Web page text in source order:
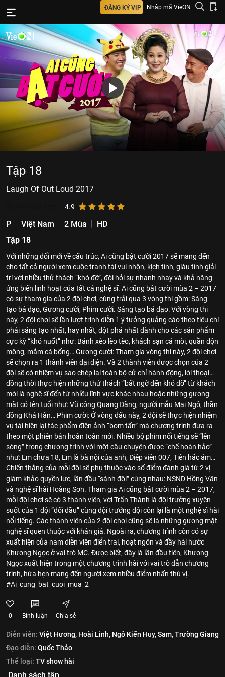
ĐĂNG KÝ VIP Nhập mã VieON
Tập 18
Laugh Of Out Loud 2017
4.9
P Việt Nam 2 Mùa
HD
Tập 18
Với những đổi mới về cấu trúc, Ai cũng bật cười 2017 sẽ mang đến
cho tất cả người xem cuộc tranh tài vui nhộn, kịch tính, giàu tính giải
trí với nhiều thử thách “khó đỡ”, đòi hỏi sự nhanh nhạy và khả năng
ứng biến linh hoạt của tất cả nghệ sĩ. Ai cũng bật cười mùa 2 – 2017
có sự tham gia của 2 đội chơi, cùng trải qua 3 vòng thi gồm: Sáng
tạo bá đạo, Gương cười, Phim cười. Sáng tạo bá đạo: Với vòng thi
này, 2 đội chơi sẽ lần lượt trình diễn 1 ý tưởng quảng cáo theo tiêu chí
phải sáng tạo nhất, hay nhất, đột phá nhất dành cho các sản phẩm
cực kỳ “khó nuốt” như: Bánh xèo lèo tèo, khách sạn cá mòi, quần độn
mông, mắm cá bống… Gương cười: Tham gia vòng thi này, 2 đội chơi
sẽ chọn ra 1 thành viên đại diện. Và 2 thành viên được chọn của 2
đội sẽ có nhiệm vụ sao chép lại toàn bộ cử chỉ hành động, lời thoại…
đồng thời thực hiện những thử thách “bất ngờ đến khó đỡ” từ khách
mời là nghệ sĩ đến từ nhiều lĩnh vực khác nhau hoặc những gương
mặt có tên tuổi như: Vũ công Quang Đăng, người mẫu Mai Ngô, thần
đồng Khả Hân… Phim cười: Ở vòng đấu này, 2 đội sẽ thực hiện nhiệm
vụ tái hiện lại tác phẩm điện ảnh “bom tấn” mà chương trình đưa ra
theo một phiên bản hoàn toàn mới. Nhiều bộ phim nổi tiếng sẽ “lên
sóng” trong chương trình với một câu chuyện được “chế hoàn hảo”
như: Em chưa 18, Em là bà nội của anh, Điệp viên 007, Tiên hắc ám…
Chiến thắng của mỗi đội sẽ phụ thuộc vào số điểm đánh giá từ 2 vị
giám khảo quyền lực, lần đầu “sánh đôi” cùng nhau: NSND Hồng Vân
và nghệ sĩ hài Hoàng Sơn. Tham gia Ai cũng bật cười mùa 2 – 2017,
mỗi đội chơi sẽ có 3 thành viên, với Trấn Thành là đội trưởng xuyên
suốt của 1 đội “đối đầu” cùng đội trưởng đội còn lại là một nghệ sĩ hài
nổi tiếng. Các thành viên của 2 đội chơi cũng sẽ là những gương mặt
nghệ sĩ quen thuộc với khán giả. Ngoài ra, chương trình còn có sự
xuất hiện của nam diễn viên điển trai, hoạt ngôn và đầy hài hước
Khương Ngọc ở vai trò MC. Được biết, đây là lần đầu tiên, Khương
Ngọc xuất hiện trong một chương trình hài với vai trò dẫn chương
trình, hứa hẹn mang đến người xem nhiều điểm nhấn thú vị.
#Ai_cung_bat_cuoi_mua_2
0 Bình luận Chia sẻ
Diễn viên: Việt Hương, Hoài Linh, Ngô Kiến Huy,Sam,Trường Giang
Đạo diễn: Quốc Thảo
Thể loại: TV show hài